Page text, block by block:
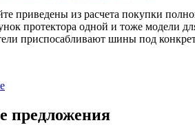
приведены из расчета покупки
протектора одной и тоже модели
приспосабливают шины под
предложения